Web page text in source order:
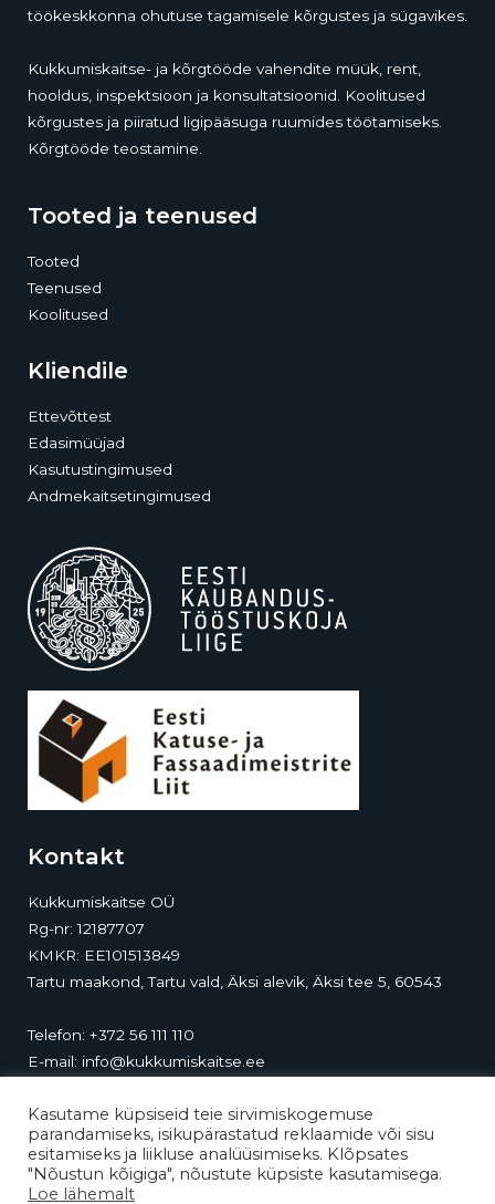
töökeskkonna ohutuse tagamisele kõrgustes ja sügavikes.
Kukkumiskaitse- ja kõrgtööde vahendite müük, rent,
hooldus, inspektsioon ja konsultatsioonid. Koolitused
kõrgustes ja piiratud ligipääsuga ruumides töötamiseks.
Kõrgtööde teostamine.
Tooted ja teenused
Tooted
Teenused
Koolitused
Kliendile
Ettevõttest
Edasimüüjad
Kasutustingimused
Andmekaitsetingimused
Kontakt
Kukkumiskaitse OÜ
Rg-nr: 12187707
KMKR: EE101513849
Tartu maakond, Tartu vald, Äksi alevik, Äksi tee 5, 60543
Telefon: +372 56 111 110
E-mail: info@kukkumiskaitse.ee
Kasutame küpsiseid teie sirvimiskogemuse
parandamiseks, isikupärastatud reklaamide või sisu
esitamiseks ja liikluse analüüsimiseks. Klõpsates
"Nõustun kõigiga", nõustute küpsiste kasutamisega.
Loe lähemalt